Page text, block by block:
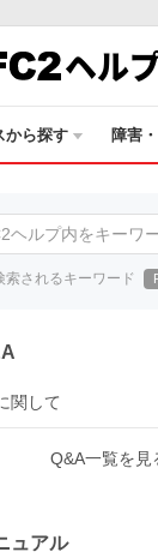
ヘル
から探す 障害
索されるキーワード
関して
Q&A一覧を見
ュアル